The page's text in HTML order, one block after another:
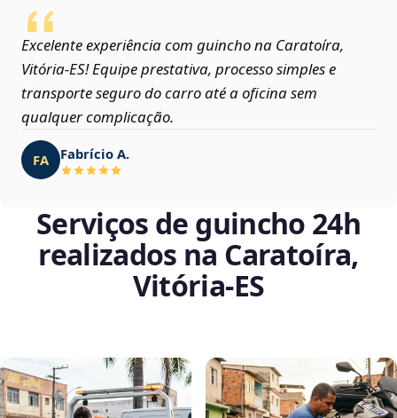
Excelente experiência com guincho na Caratoíra,
Vitória‑ES! Equipe prestativa, processo simples e
transporte seguro do carro até a oficina sem
qualquer complicação.
FA Fabrício A.
Serviços de guincho 24h
realizados na Caratoíra,
Vitória‑ES